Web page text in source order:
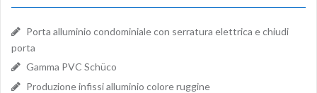
Porta alluminio condominiale con serratura elettrica e chiudi
porta
Gamma PVC Schüco
Produzione infissi alluminio colore ruggine